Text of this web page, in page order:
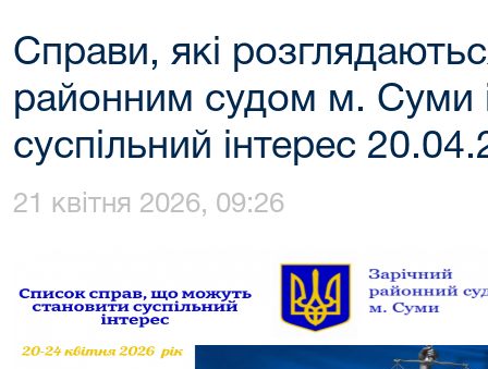
Справи, які
районним судом м. Суми
суспільний інтерес
21 квітня 2026, 09:26